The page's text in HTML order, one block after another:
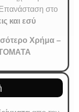
στο
και εσύ
Χρήμα –